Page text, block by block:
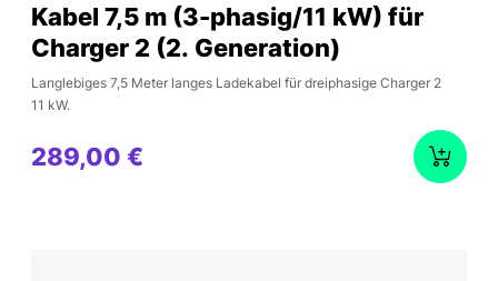
Kabel 7,5 m (3-phasig/11 kW) für
Charger 2 (2. Generation)
Langlebiges 7,5 Meter langes Ladekabel für dreiphasige Charger 2
11 kW.
289,00 €